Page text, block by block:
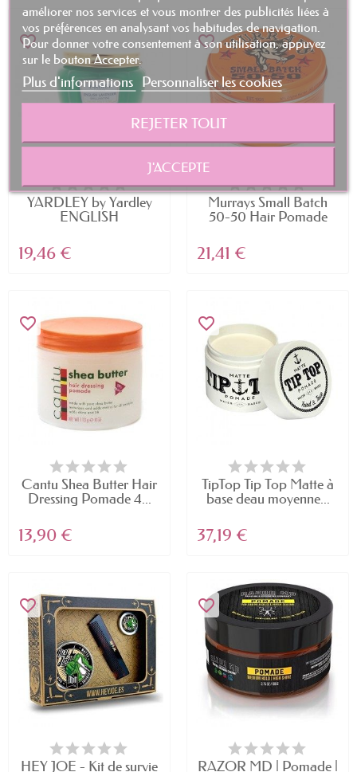
favorite_border
YARDLEY by Yardley
ENGLISH
19,46 €
favorite_border
Murrays Small Batch
50-50 Hair Pomade
21,41 €
favorite_border
Cantu Shea Butter Hair
Dressing Pomade 4...
13,90 €
favorite_border
TipTop Tip Top Matte à
base deau moyenne...
37,19 €
favorite_border
HEY JOE - Kit de survie
favorite_border
RAZOR MD | Pomade |
améliorer nos services et vous montrer des publicités liées à
vos préférences en analysant vos habitudes de navigation.
Pour donner votre consentement à son utilisation, appuyez
sur le bouton Accepter.
Plus d'informations Personnaliser les cookies
REJETER TOUT
J'ACCEPTE